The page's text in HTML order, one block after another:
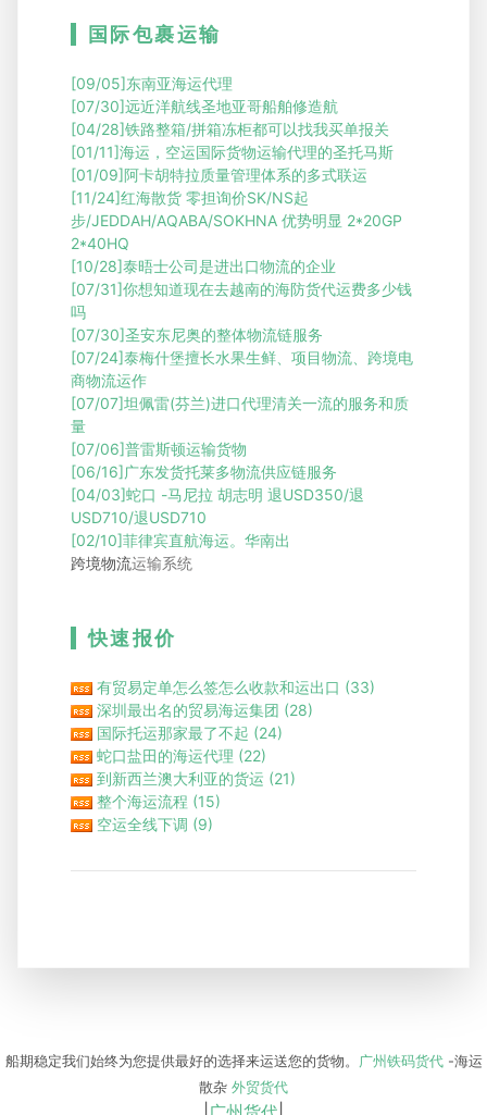
国际包裹运输
[09/05]东南亚海运代理
[07/30]远近洋航线圣地亚哥船舶修造航
[04/28]铁路整箱/拼箱冻柜都可以找我买单报关
[01/11]海运，空运国际货物运输代理的圣托马斯
[01/09]阿卡胡特拉质量管理体系的多式联运
[11/24]红海散货 零担询价SK/NS起
步/JEDDAH/AQABA/SOKHNA 优势明显 2*20GP
2*40HQ
[10/28]泰晤士公司是进出口物流的企业
[07/31]你想知道现在去越南的海防货代运费多少钱
吗
[07/30]圣安东尼奥的整体物流链服务
[07/24]泰梅什堡擅长水果生鲜、项目物流、跨境电
商物流运作
[07/07]坦佩雷(芬兰)进口代理清关一流的服务和质
量
[07/06]普雷斯顿运输货物
[06/16]广东发货托莱多物流供应链服务
[04/03]蛇口 -马尼拉 胡志明 退USD350/退
USD710/退USD710
[02/10]菲律宾直航海运。华南出
跨境物流运输系统
快速报价
有贸易定单怎么签怎么收款和运出口 (33)
深圳最出名的贸易海运集团 (28)
国际托运那家最了不起 (24)
蛇口盐田的海运代理 (22)
到新西兰澳大利亚的货运 (21)
整个海运流程 (15)
空运全线下调 (9)
船期稳定我们始终为您提供最好的选择来运送您的货物。 广州铁码货代-海运
散杂 外贸货代